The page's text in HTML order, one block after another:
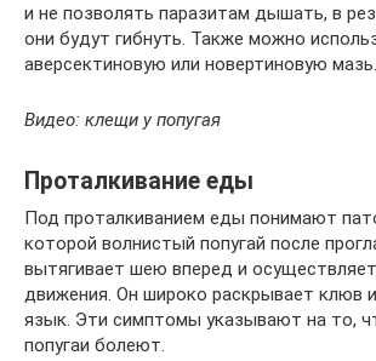
и не позволять паразитам дышать, в
они будут гибнуть. Также можно
аверсектиновую или новертиновую мазь.
Видео: клещи у попугая
Проталкивание еды
Под проталкиванием еды понимают
которой волнистый попугай после
вытягивает шею вперед и
движения. Он широко раскрывает клюв
язык. Эти симптомы указывают на то,
попугаи болеют.